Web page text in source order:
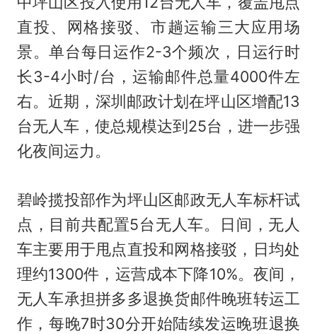
直投、网格接驳、市趟运输三大应用场
景。单台每日运作2-3个频次，日运行时
长3-4小时/台，运输邮件总量4000件左
右。近期，深圳邮政计划在坪山区增配13
台无人车，使总规模达到25台，进一步强
化夜间运力。
碧岭揽投部作为坪山区邮政无人车标杆试
点，目前共配置5台无人车。日间，无人
车主要用于甩点直投和网格接驳，日均处
理约1300件，运营成本下降10%。夜间，
无人车承担拼多多退换货邮件晚班转运工
作，每晚7时30分开始陆续发运晚班退换